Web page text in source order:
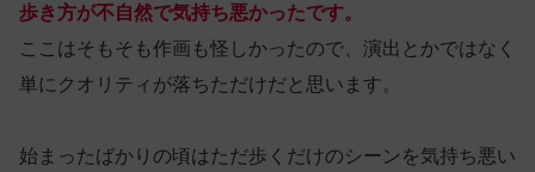
歩き方が不自然で気持ち悪かったです。
ここはそもそも作画も怪しかったので、演出とかではなく
単にクオリティが落ちただけだと思います。
始まったばかりの頃はただ歩くだけのシーンを気持ち悪い